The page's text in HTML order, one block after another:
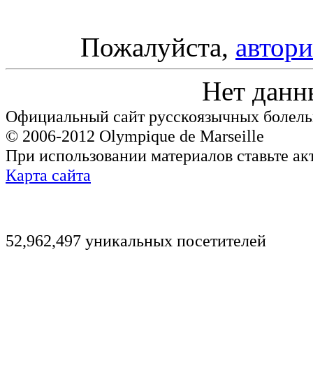
Пожалуйста,
Нет
Официальный сайт русскоязычных
© 2006-2012 Olympique de Marseille
При использовании материалов ставьте
Карта сайта
52,962,497 уникальных посетителей